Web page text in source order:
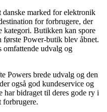
danske marked for elektronik
for forbrugere, der
kategori. Butikken kan spore
Power-butik blev åbnet.
omfattende udvalg og
Powers brede udvalg og den
også god kundeservice og
har bidraget til deres gode ry i
forbrugere.